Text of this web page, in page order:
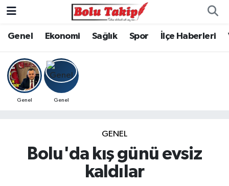
Genel Ekonomi Sağlık Spor İlçe Haberleri
Genel Genel
GENEL
Bolu'da kış günü evsiz
kaldılar